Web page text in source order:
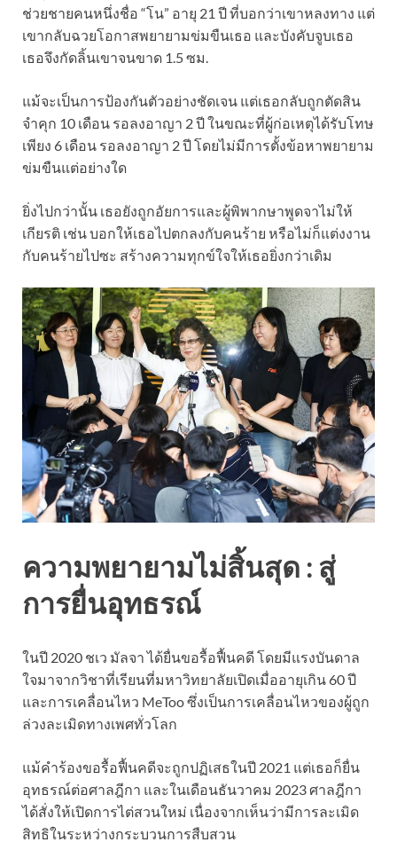
ช่วยชายคนหนึ่งชื่อ “โน” อายุ 21 ปี ที่บอกว่าเขาหลงทาง แต่
เขากลับฉวยโอกาสพยายามข่มขืนเธอ และบังคับจูบเธอ
เธอจึงกัดลิ้นเขาจนขาด 1.5 ซม.
แม้จะเป็นการป้องกันตัวอย่างชัดเจน แต่เธอกลับถูกตัดสิน
จำคุก 10 เดือน รอลงอาญา 2 ปี ในขณะที่ผู้ก่อเหตุได้รับโทษ
เพียง 6 เดือน รอลงอาญา 2 ปี โดยไม่มีการตั้งข้อหาพยายาม
ข่มขืนแต่อย่างใด
ยิ่งไปกว่านั้น เธอยังถูกอัยการและผู้พิพากษาพูดจาไม่ให้
เกียรติ เช่น บอกให้เธอไปตกลงกับคนร้าย หรือไม่ก็แต่งงาน
กับคนร้ายไปซะ สร้างความทุกข์ใจให้เธอยิ่งกว่าเดิม
ความพยายามไม่สิ้นสุด : สู่
การยื่นอุทธรณ์
ในปี 2020 ชเว มัลจา ได้ยื่นขอรื้อฟื้นคดี โดยมีแรงบันดาล
ใจมาจากวิชาที่เรียนที่มหาวิทยาลัยเปิดเมื่ออายุเกิน 60 ปี
และการเคลื่อนไหว MeToo ซึ่งเป็นการเคลื่อนไหวของผู้ถูก
ล่วงละเมิดทางเพศทั่วโลก
แม้คำร้องขอรื้อฟื้นคดีจะถูกปฏิเสธในปี 2021 แต่เธอก็ยื่น
อุทธรณ์ต่อศาลฎีกา และในเดือนธันวาคม 2023 ศาลฎีกา
ได้สั่งให้เปิดการไต่สวนใหม่ เนื่องจากเห็นว่ามีการละเมิด
สิทธิในระหว่างกระบวนการสืบสวน